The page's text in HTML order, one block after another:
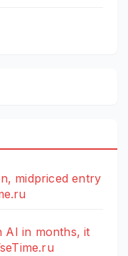
midpriced entry
AI in months, it